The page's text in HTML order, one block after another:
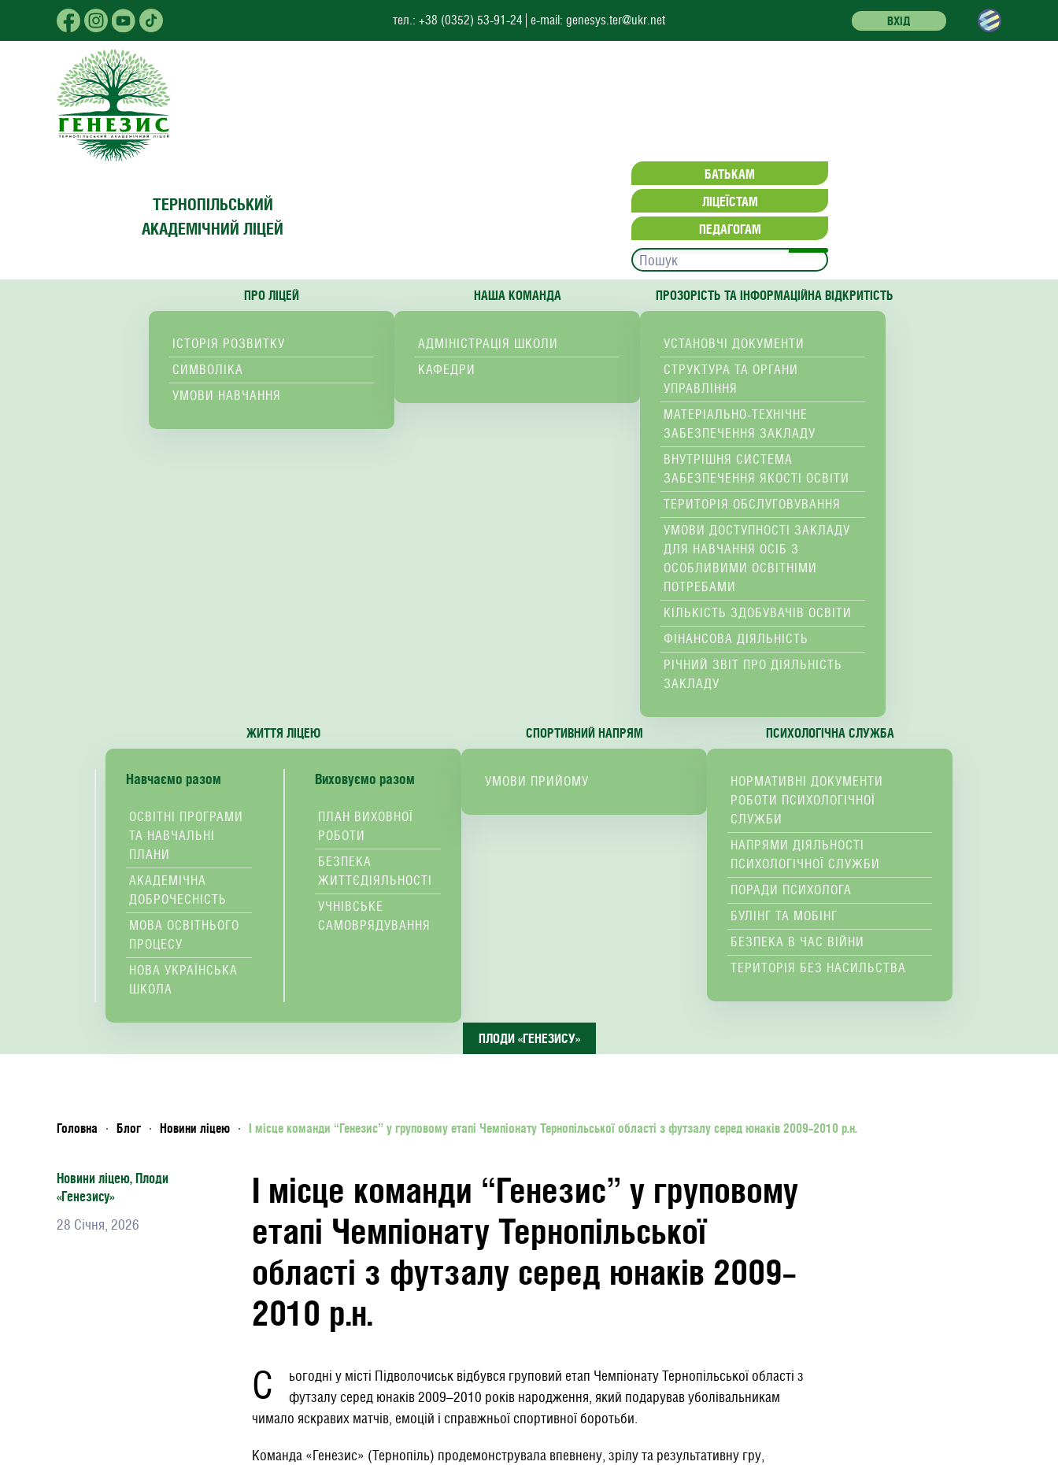
Skip to main content
тел.: +38 (0352) 53-91-24 e-mail: genesys.ter@ukr.net ВХІД
ТЕРНОПІЛЬСЬКИЙ
АКАДЕМІЧНИЙ ЛІЦЕЙ
БАТЬКАМ
ЛІЦЕЇСТАМ
ПЕДАГОГАМ
ПРО ЛІЦЕЙ
ІСТОРІЯ РОЗВИТКУ
СИМВОЛІКА
УМОВИ НАВЧАННЯ
НАША КОМАНДА
АДМІНІСТРАЦІЯ ШКОЛИ
КАФЕДРИ
ПРОЗОРІСТЬ ТА ІНФОРМАЦІЙНА ВІДКРИТІСТЬ
УСТАНОВЧІ ДОКУМЕНТИ
СТРУКТУРА ТА ОРГАНИ
УПРАВЛІННЯ
МАТЕРІАЛЬНО-ТЕХНІЧНЕ
ЗАБЕЗПЕЧЕННЯ ЗАКЛАДУ
ВНУТРІШНЯ СИСТЕМА
ЗАБЕЗПЕЧЕННЯ ЯКОСТІ ОСВІТИ
ТЕРИТОРІЯ ОБСЛУГОВУВАННЯ
УМОВИ ДОСТУПНОСТІ ЗАКЛАДУ
ДЛЯ НАВЧАННЯ ОСІБ З
ОСОБЛИВИМИ ОСВІТНІМИ
ПОТРЕБАМИ
КІЛЬКІСТЬ ЗДОБУВАЧІВ ОСВІТИ
ФІНАНСОВА ДІЯЛЬНІСТЬ
РІЧНИЙ ЗВІТ ПРО ДІЯЛЬНІСТЬ
ЗАКЛАДУ
ЖИТТЯ ЛІЦЕЮ
Навчаємо разом
ОСВІТНІ ПРОГРАМИ
ТА НАВЧАЛЬНІ
ПЛАНИ
АКАДЕМІЧНА
ДОБРОЧЕСНІСТЬ
МОВА ОСВІТНЬОГО
ПРОЦЕСУ
НОВА УКРАЇНСЬКА
ШКОЛА
Виховуємо разом
ПЛАН ВИХОВНОЇ
РОБОТИ
БЕЗПЕКА
ЖИТТЄДІЯЛЬНОСТІ
УЧНІВСЬКЕ
САМОВРЯДУВАННЯ
СПОРТИВНИЙ НАПРЯМ
УМОВИ ПРИЙОМУ
ПСИХОЛОГІЧНА СЛУЖБА
НОРМАТИВНІ ДОКУМЕНТИ
РОБОТИ ПСИХОЛОГІЧНОЇ
СЛУЖБИ
НАПРЯМИ ДІЯЛЬНОСТІ
ПСИХОЛОГІЧНОЇ СЛУЖБИ
ПОРАДИ ПСИХОЛОГА
БУЛІНГ ТА МОБІНГ
БЕЗПЕКА В ЧАС ВІЙНИ
ТЕРИТОРІЯ БЕЗ НАСИЛЬСТВА
ПЛОДИ «ГЕНЕЗИСУ»
Головна Блог Новини ліцею І місце команди “Генезис” у груповому етапі Чемпіонату Тернопільської області з футзалу серед юнаків 2009–2010 р.н.
Новини ліцею, Плоди
«Генезису»
28 Січня, 2026
І місце команди “Генезис” у груповому
етапі Чемпіонату Тернопільської
області з футзалу серед юнаків 2009–
2010 р.н.
С
ьогодні у місті Підволочиськ відбувся груповий етап Чемпіонату Тернопільської області з
футзалу серед юнаків 2009–2010 років народження, який подарував уболівальникам
чимало яскравих матчів, емоцій і справжньої спортивної боротьби.
Команда «Генезис» (Тернопіль) продемонструвала впевнену, зрілу та результативну гру,